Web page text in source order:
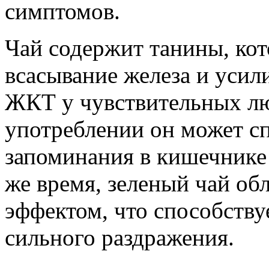
симптомов.
Чай содержит танины,
всасывание железа и
ЖКТ у чувствительных
употреблении он может
запоминания в
же время, зеленый чай
эффектом, что
сильного раздражения.